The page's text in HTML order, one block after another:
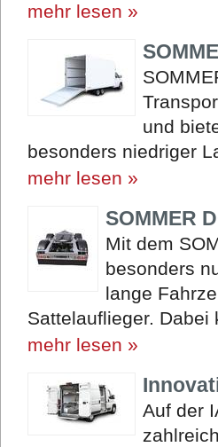
mehr lesen »
und
besonders niedriger
mehr lesen »
SOMMER
Mit dem
besonders
lange
Sattelauflieger. Dabei
mehr lesen »
Auf der